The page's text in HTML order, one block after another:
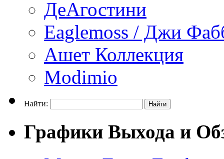
ДеАгостини
Eaglemoss / Джи
Ашет Коллекция
Modimio
Найти:
Графики Выхода и